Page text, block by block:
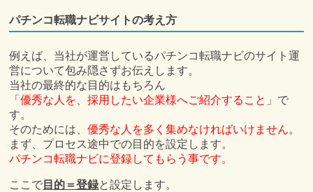
パチンコ転職ナビサイトの考え方
例えば、当社が運営しているパチンコ転職ナビのサイト運
営について包み隠さずお伝えします。
当社の最終的な目的はもちろん
「優秀な人を、採用したい企業様へご紹介すること 」で
す。
そのためには、優秀な人を多く集めなければいけません。
まず、プロセス途中での目的を設定します。
パチンコ転職ナビに登録してもらう事です。
ここで 目的＝登録と設定します。